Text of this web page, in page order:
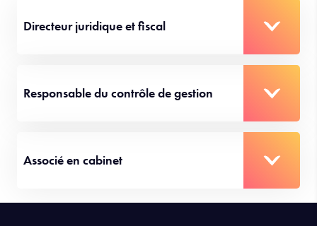
Directeur juridique et fiscal
Responsable du contrôle de gestion
Associé en cabinet